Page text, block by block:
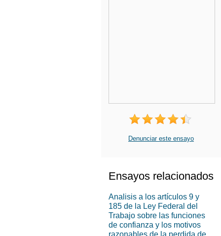
Denunciar este ensayo
Ensayos relacionados
Analisis a los artículos 9 y
185 de la Ley Federal del
Trabajo sobre las funciones
de confianza y los motivos
razonables de la perdida de